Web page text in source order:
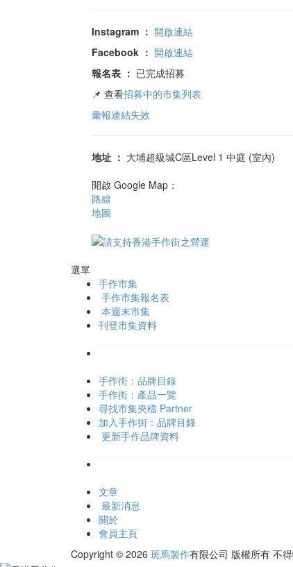
Instagram ： 開啟連結
Facebook ： 開啟連結
報名表 ： 已完成招募
📌 查看招募中的市集列表
彙報連結失效
地址 ： 大埔超級城C區Level 1 中庭 (室內)
開啟 Google Map：
路線
地圖
選單
手作市集
手作市集報名表
本週末市集
刊登市集資料
手作街：品牌目錄
手作街：產品一覽
尋找市集夾檔 Partner
加入手作街：品牌目錄
更新手作品牌資料
文章
最新消息
關於
會員主頁
Copyright © 2026 斑馬製作有限公司 版權所有 不